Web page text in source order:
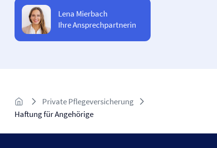
Lena Mierbach
Ihre Ansprechpartnerin
Private Pflegeversicherung
Haftung für Angehörige